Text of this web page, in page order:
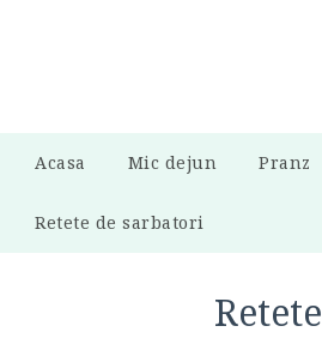
Acasa Mic dejun Pranz
Retete de sarbatori
Retete